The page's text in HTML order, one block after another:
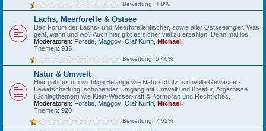
Bewertung: 4.8%
Lachs, Meerforelle & Ostsee
Das Forum der Lachs- und Meerforellenfischer, sowie aller Ostseeangler. Was
geht, wann und wo? Auch hier gibt es sicher viel zu erzählen! Denn mal los!
Moderatoren: Forstie Maggov Olaf Kurth
Michael.
Themen: 935
Bewertung: 5.46%
Natur & Umwelt
Hier geht es um wichtige Belange wie Naturschutz, sinnvolle Gewässer-
Bewirtschaftung, schonender Umgang mit Umwelt und Kreatur, Ärgernisse
(Schlagthemen) wie Klein-Wasserkraft & Kormoran und Rechtliches.
Moderatoren: Forstie Maggov Olaf Kurth
Michael.
Themen: 920
Bewertung: 7.62%